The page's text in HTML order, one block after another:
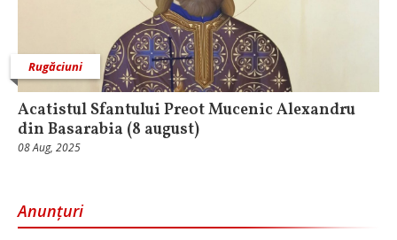
Rugăciuni
Acatistul Sfantului Preot Mucenic Alexandru
din Basarabia (8 august)
08 Aug, 2025
Anunțuri